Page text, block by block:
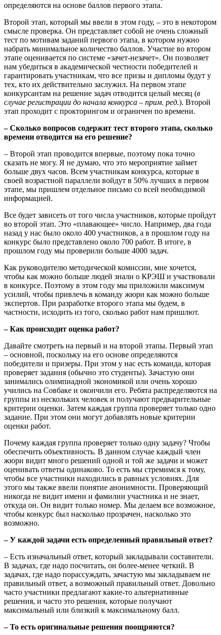
определяются на основе баллов первого этапа.
Второй этап, который мы ввели в этом году, – это в некотором
смысле проверка. Он представляет собой не очень сложный
тест по мотивам заданий первого этапа, в котором нужно
набрать минимальное количество баллов. Участие во втором
этапе оценивается по системе «зачет-незачет». Он позволяет
нам убедиться в академической честности победителей и
гарантировать участникам, что все призы и дипломы будут у
тех, кто их действительно заслужил. На первом этапе
конкурсантам на решение задач отводится целый месяц (в
случае регистрации до начала конкурса – прим. ред.). Второй
этап проходит с прокторингом и ограничен по времени.
– Сколько вопросов содержит тест второго этапа, сколько
времени отводится на его решение?
– Второй этап проводится впервые, поэтому пока точно
сказать не могу. Я не думаю, что это мероприятие займет
больше двух часов. Всем участникам конкурса, которые в
своей возрастной параллели войдут в 50% лучших в первом
этапе, мы пришлем отдельное письмо со всей необходимой
информацией.
Все будет зависеть от того числа участников, которые пройдут
во второй этап. Это «плавающее» число. Например, два года
назад у нас было около 400 участников, а в прошлом году на
конкурс было представлено около 700 работ. В итоге, в
прошлом году мы проверили больше 4000 задач.
Как руководителю методической комиссии, мне хочется,
чтобы как можно больше людей знали о КРЭШ и участвовали
в конкурсе. Поэтому в этом году мы приложили максимум
усилий, чтобы привлечь в команду жюри как можно больше
экспертов. При разработке второго этапа мы будем, в
частности, исходить из того, сколько работ нам пришлют.
– Как происходит оценка работ?
Давайте смотреть на первый и на второй этапы. Первый этап
– основной, поскольку на его основе определяются
победители и призеры. При этом у нас есть команда, которая
проверяет задания (обычно это студенты). Зачастую они
занимались олимпиадной экономикой или очень хорошо
учились на Совбаке и окончили его. Ребята распределяются на
группы из нескольких человек и получают предварительные
критерии оценки. Затем каждая группа проверяет только одно
задание. При этом они могут добавлять новые критерии
оценки работ.
Почему каждая группа проверяет только одну задачу? Чтобы
обеспечить объективность. В данном случае каждый член
жюри видит много решений одной и той же задачи и может
оценивать ответы одинаково. То есть мы стремимся к тому,
чтобы все участники находились в равных условиях. Для
этого мы также ввели понятие анонимности. Проверяющий
никогда не видит имени и фамилии участника и не знает,
откуда он. Он видит только номер. Мы делаем все возможное,
чтобы конкурс был насколько прозрачен, насколько это
возможно.
– У каждой задачи есть определенный правильный ответ?
– Есть изначальный ответ, который закладывали составители.
В задачах, где надо посчитать, он более-менее четкий. В
задачах, где надо порассуждать, зачастую мы закладываем не
правильный ответ, а возможный правильный ответ. Довольно
часто участники предлагают какие-то альтернативные
решения, и часто это решения, которые получают
максимальный или близкий к максимальному балл.
– То есть оригинальные решения поощряются?